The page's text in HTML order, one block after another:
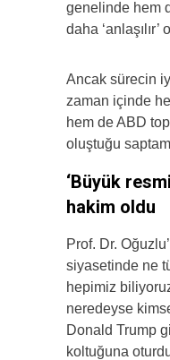
genelinde hem
daha
Ancak sürecin
zaman içinde
hem de ABD
oluştuğu
‘Büyük
hakim oldu
Prof. Dr.
siyasetinde ne
hepimiz
neredeyse
Donald Trump
koltuğuna